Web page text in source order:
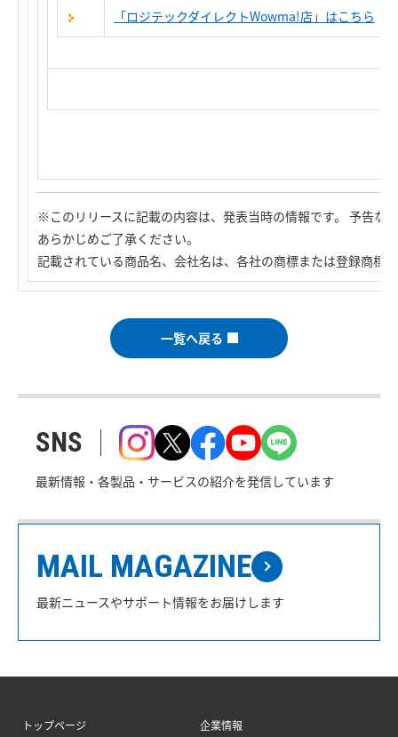
「ロジテックダイレクトWowma!店」はこちら
※このリリースに記載の内容は、発表当時の情報です。 予告な
あらかじめご了承ください。
記載されている商品名、会社名は、各社の商標または登録商標
一覧へ戻る
SNS
最新情報・各製品・サービスの紹介を発信しています
MAIL MAGAZINE
最新ニュースやサポート情報をお届けします
トップページ
企業情報